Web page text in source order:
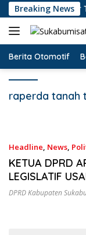
Langsung
ke
konten
Breaking News
di Jalur
Berita Otomotif
raperda tanah
Headline, News,
KETUA DPRD
LEGISLATIF
STRATEGIS
DPRD Kabupaten